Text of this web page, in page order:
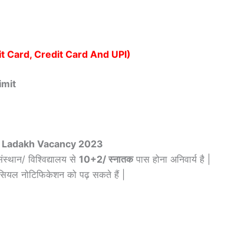
Card, Credit Card And UPI)
Vacancy 2023
विश्विद्यालय से 10+2/ स्नातकपास होना अनिवार्य है |
नोटिफिकेशन को पढ़ सकते हैं |